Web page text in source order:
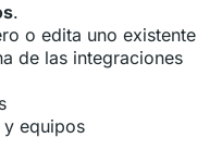
.
o edita uno existente
de las integraciones
equipos